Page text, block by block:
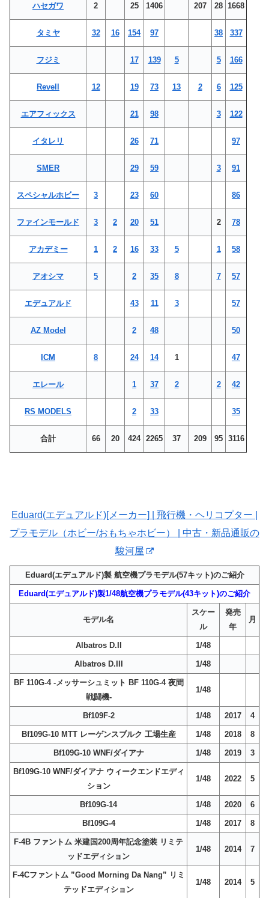
ハセガワ 2 25 1406 207 28 1668
タミヤ 32 16 154 97 38 337
フジミ 17 139 5 5 166
Revell 12 19 73 13 2 6 125
エアフィックス 21 98 3 122
イタレリ 26 71 97
SMER 29 59 3 91
スペシャルホビー 3 23 60 86
ファインモールド 3 2 20 51 2 78
アカデミー 1 2 16 33 5 1 58
アオシマ 5 2 35 8 7 57
エデュアルド 43 11 3 57
AZ Model 2 48 50
ICM 8 24 14 1 47
エレール 1 37 2 2 42
RS MODELS 2 33 35
合計 66 20 424 2265 37 209 95 3116
Eduard(エデュアルド)[メーカー] | 飛行機・ヘリコプター |
プラモデル（ホビー/おもちゃホビー） | 中古・新品通販の
駿河屋
Eduard(エデュアルド)製 航空機プラモデル(57キット)のご紹介
Eduard(エデュアルド)製1/48航空機プラモデル(43キット)のご紹介
モデル名
スケー
ル
発売
年
月
Albatros D.II 1/48
Albatros D.III 1/48
BF 110G-4 -メッサーシュミット BF 110G-4 夜間
戦闘機-
1/48
Bf109F-2 1/48 2017 4
Bf109G-10 MTT レーゲンスブルク 工場生産 1/48 2018 8
Bf109G-10 WNF/ダイアナ 1/48 2019 3
Bf109G-10 WNF/ダイアナ ウィークエンドエディ
ション
1/48 2022 5
Bf109G-14 1/48 2020 6
Bf109G-4 1/48 2017 8
F-4B ファントム 米建国200周年記念塗装 リミテ
ッドエディション
1/48 2014 7
F-4Cファントム ”Good Morning Da Nang” リミ
テッドエディション
1/48 2014 5